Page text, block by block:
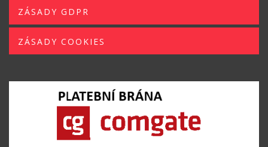
ZÁSADY GDPR
ZÁSADY COOKIES